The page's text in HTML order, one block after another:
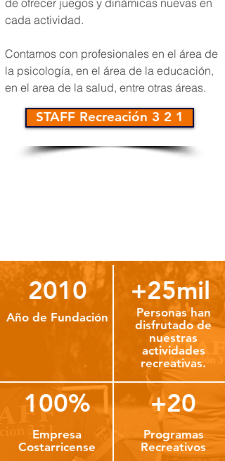
de ofrecer juegos y dinámicas nuevas en
cada actividad.
Contamos con profesionales en el área de
la psicología, en el área de la educación,
en el area de la salud, entre otras áreas.
STAFF Recreación 3 2 1
2010
Año de Fundación
100%
Empresa
Costarricense
+25mil
Personas han
disfrutado de
nuestras
actividades
recreativas.
+20
Programas
Recreativos